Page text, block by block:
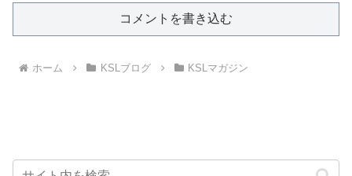
コメントを書き込む
ホーム KSLブログ KSLマガジン